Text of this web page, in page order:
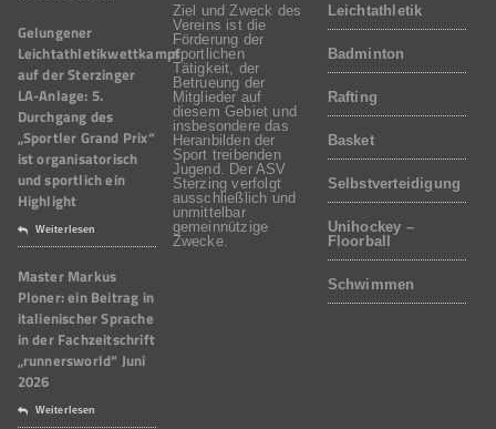
Gelungener
Leichtathletikwettkampf
auf der Sterzinger
LA-Anlage: 5.
Durchgang des
„Sportler Grand Prix“
ist organisatorisch
und sportlich ein
Highlight
Weiterlesen
Master Markus
Ploner: ein Beitrag in
italienischer Sprache
in der Fachzeitschrift
„runnersworld“ Juni
2026
Weiterlesen
Ziel und Zweck des
Vereins ist die
Förderung der
sportlichen
Tätigkeit, der
Betrueung der
Mitglieder auf
diesem Gebiet und
insbesondere das
Heranbilden der
Sport treibenden
Jugend. Der ASV
Sterzing verfolgt
ausschließlich und
unmittelbar
gemeinnützige
Zwecke.
Leichtathletik
Badminton
Rafting
Basket
Selbstverteidigung
Unihockey –
Floorball
Schwimmen